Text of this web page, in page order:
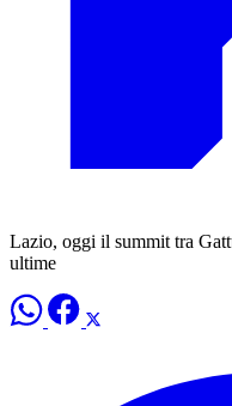
Lazio, oggi il summit tra
ultime